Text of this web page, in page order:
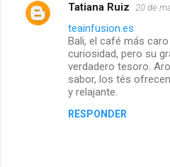
C
Tatiana Ruiz 20 de
teainfusion.es
Bali, el café más
curiosidad, pero su
verdadero tesoro.
sabor, los tés
y relajante.
RESPONDER